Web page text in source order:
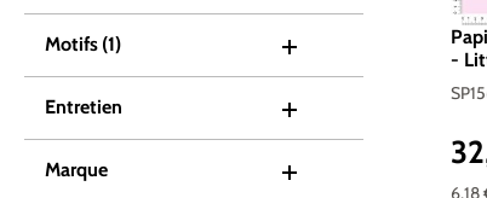
Motifs (1)
Entretien
Marque
-
6,18